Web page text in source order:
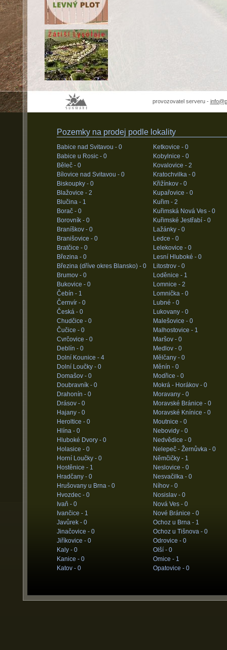
provozovatel serveru -
Pozemky na prodej podle lokality
Babice nad Svitavou - 0
Babice u Rosic - 0
Běleč - 0
Bílovice nad Svitavou - 0
Biskoupky - 0
Blažovice - 2
Blučina - 1
Borač - 0
Borovník - 0
Braníškov - 0
Branišovice - 0
Bratčice - 0
Březina - 0
Březina (dříve okres Blansko) - 0
Brumov - 0
Bukovice - 0
Čebín - 1
Černvír - 0
Česká - 0
Chudčice - 0
Čučice - 0
Cvrčovice - 0
Deblín - 0
Dolní Kounice - 4
Dolní Loučky - 0
Domašov - 0
Doubravník - 0
Drahonín - 0
Drásov - 0
Hajany - 0
Heroltice - 0
Hlína - 0
Hluboké Dvory - 0
Holasice - 0
Horní Loučky - 0
Hostěnice - 1
Hradčany - 0
Hrušovany u Brna - 0
Hvozdec - 0
Ivaň - 0
Ivančice - 1
Javůrek - 0
Jinačovice - 0
Jiříkovice - 0
Kaly - 0
Kanice - 0
Katov - 0
Ketkovice - 0
Kobylnice - 0
Kovalovice - 2
Kratochvilka - 0
Křižínkov - 0
Kupařovice - 0
Kuřim - 2
Kuřimská Nová Ves - 0
Kuřimské Jestřabí - 0
Lažánky - 0
Ledce - 0
Lelekovice - 0
Lesní Hluboké - 0
Litostrov - 0
Loděnice - 1
Lomnice - 2
Lomnička - 0
Lubné - 0
Lukovany - 0
Malešovice - 0
Malhostovice - 1
Maršov - 0
Medlov - 0
Mělčany - 0
Měnín - 0
Modřice - 0
Mokrá - Horákov - 0
Moravany - 0
Moravské Bránice - 0
Moravské Knínice - 0
Moutnice - 0
Nebovidy - 0
Nedvědice - 0
Nelepeč - Žernůvka - 0
Němčičky - 1
Neslovice - 0
Nesvačilka - 0
Níhov - 0
Nosislav - 0
Nová Ves - 0
Nové Bránice - 0
Ochoz u Brna - 1
Ochoz u Tišnova - 0
Odrovice - 0
Olší - 0
Omice - 1
Opatovice - 0